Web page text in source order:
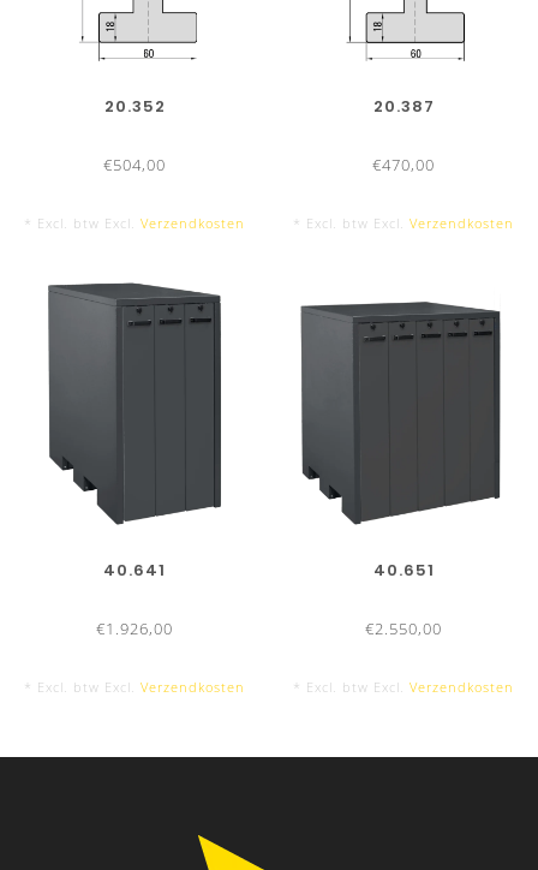
20.352
€504,00
* Excl. btw Excl. Verzendkosten
20.387
€470,00
* Excl. btw Excl. Verzendkosten
40.641
€1.926,00
* Excl. btw Excl. Verzendkosten
40.651
€2.550,00
* Excl. btw Excl. Verzendkosten